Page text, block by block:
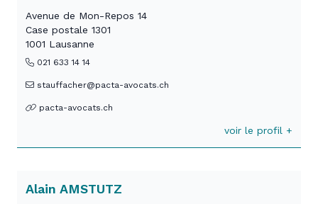
Avenue de Mon-Repos 14
Case postale 1301
1001 Lausanne
021 633 14 14
stauffacher@pacta-avocats.ch
pacta-avocats.ch
voir le profil +
Alain AMSTUTZ